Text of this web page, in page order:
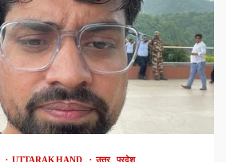
UTTARAKHAND उत्तर प्रदेश